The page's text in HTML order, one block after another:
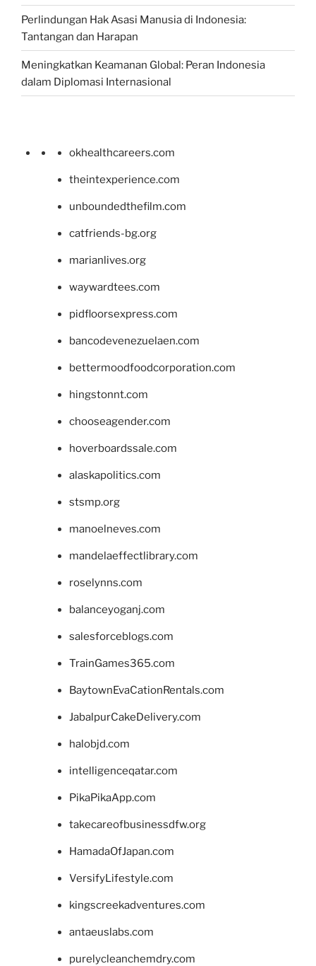
Perlindungan Hak Asasi Manusia di Indonesia:
Tantangan dan Harapan
Meningkatkan Keamanan Global: Peran Indonesia
dalam Diplomasi Internasional
okhealthcareers.com
theintexperience.com
unboundedthefilm.com
catfriends-bg.org
marianlives.org
waywardtees.com
pidfloorsexpress.com
bancodevenezuelaen.com
bettermoodfoodcorporation.com
hingstonnt.com
chooseagender.com
hoverboardssale.com
alaskapolitics.com
stsmp.org
manoelneves.com
mandelaeffectlibrary.com
roselynns.com
balanceyoganj.com
salesforceblogs.com
TrainGames365.com
BaytownEvaCationRentals.com
JabalpurCakeDelivery.com
halobjd.com
intelligenceqatar.com
PikaPikaApp.com
takecareofbusinessdfw.org
HamadaOfJapan.com
VersifyLifestyle.com
kingscreekadventures.com
antaeuslabs.com
purelycleanchemdry.com